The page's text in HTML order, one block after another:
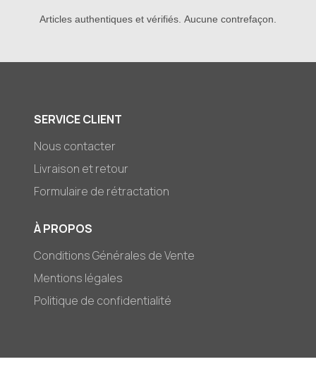
Articles authentiques et vérifiés. Aucune contrefaçon.
SERVICE CLIENT
Nous contacter
Livraison et retour
Formulaire de rétractation
À PROPOS
Conditions Générales de Vente
Mentions légales
Politique de confidentialité
© 2026,Mark-et-Zoé